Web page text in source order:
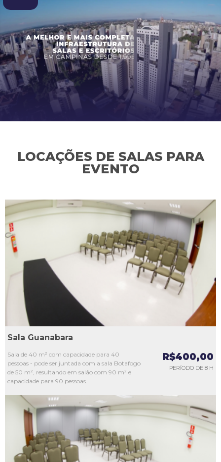
LOCAÇÕES DE SALAS PARA
EVENTO
L4
L5
Sala Guanabara
Sala de 40 m² com capacidade para 40
pessoas - pode ser juntada com a sala Botafogo
de 50 m², resultando em salão com 90 m² e
capacidade para 90 pessoas.
R$400,00
PERÍODO DE 8 H
L1
L2
L3
L4